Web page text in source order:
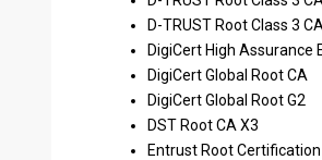
D-TRUST Root Class 3
DigiCert High Assurance
DigiCert Global Root CA
DigiCert Global Root G2
DST Root CA X3
Entrust Root